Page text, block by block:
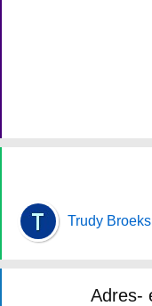
Trudy Broeks
Adres-